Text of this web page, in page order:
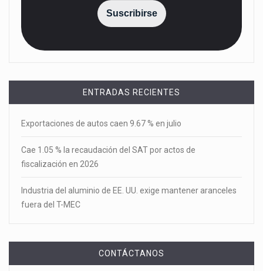
Suscribirse
ENTRADAS RECIENTES
Exportaciones de autos caen 9.67 % en julio
Cae 1.05 % la recaudación del SAT por actos de
fiscalización en 2026
Industria del aluminio de EE. UU. exige mantener aranceles
fuera del T-MEC
CONTÁCTANOS